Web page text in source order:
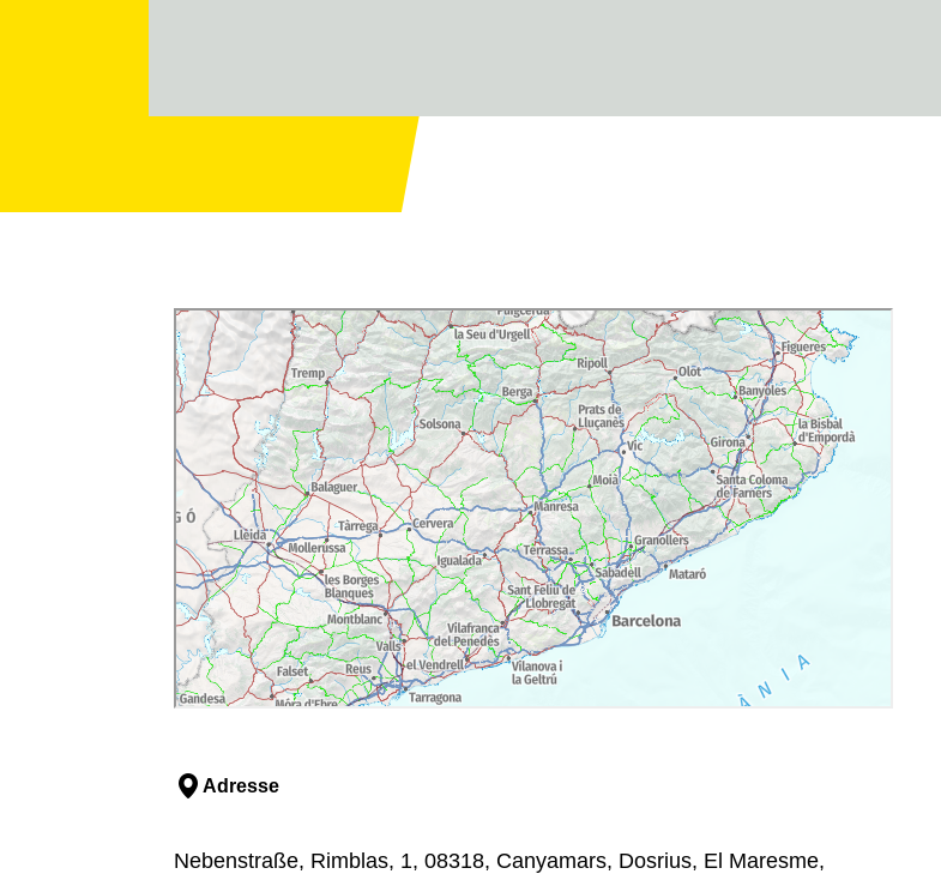
Adresse
Nebenstraße, Rimblas, 1, 08318, Canyamars, Dosrius, El Maresme,